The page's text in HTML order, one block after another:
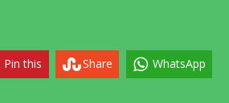
Pin this Share WhatsApp